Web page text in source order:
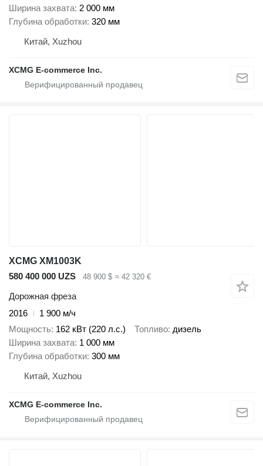
Ширина захвата 2 000 мм
Глубина обработки 320 мм
Китай, Xuzhou
XCMG E-commerce Inc.
XCMG XM1003K
580 400 000 UZS
48 900 $ ≈ 42 320 €
Дорожная фреза
2016
1 900 м/ч
Мощность 162 кВт (220 л.с.) Топливо дизель
Ширина захвата 1 000 мм
Глубина обработки 300 мм
Китай, Xuzhou
XCMG E-commerce Inc.